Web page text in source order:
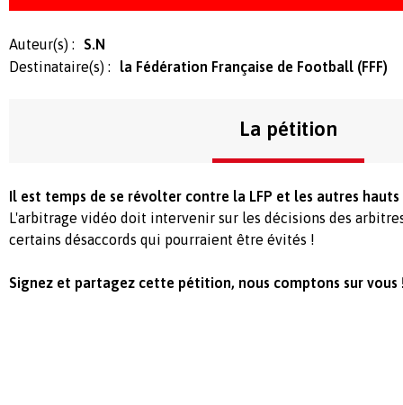
Auteur(s) :
S.N
Destinataire(s) :
la Fédération Française de Football (FFF)
La pétition
Il est temps de se révolter contre la LFP et les autres
L'arbitrage vidéo doit intervenir sur les décisions des
certains désaccords qui pourraient être évités !
Signez et partagez cette pétition, nous comptons sur vous